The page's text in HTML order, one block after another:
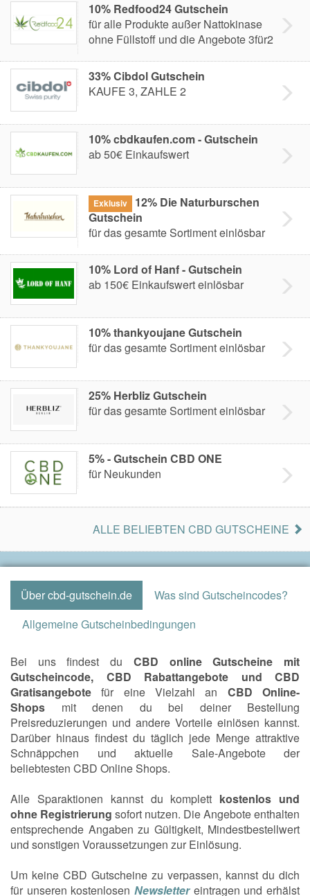
10% Redfood24 Gutschein
für alle Produkte außer Nattokinase
ohne Füllstoff und die Angebote 3für2
33% Cibdol Gutschein
KAUFE 3, ZAHLE 2
10% cbdkaufen.com - Gutschein
ab 50€ Einkaufswert
Exklusiv
12% Die Naturburschen
Gutschein
für das gesamte Sortiment einlösbar
10% Lord of Hanf - Gutschein
ab 150€ Einkaufswert einlösbar
10% thankyoujane Gutschein
für das gesamte Sortiment einlösbar
25% Herbliz Gutschein
für das gesamte Sortiment einlösbar
5% - Gutschein CBD ONE
für Neukunden
ALLE BELIEBTEN CBD GUTSCHEINE
Über cbd-gutschein.de
Was sind Gutscheincodes?
Allgemeine Gutscheinbedingungen
Bei uns findest du CBD online Gutscheine mit
Gutscheincode, CBD Rabattangebote und CBD
Gratisangebote für eine Vielzahl an CBD
Online-
Shops mit denen du bei deiner Bestellung
Preisreduzierungen und andere Vorteile einlösen kannst.
Darüber hinaus findest du täglich jede Menge attraktive
Schnäppchen und aktuelle Sale-Angebote der
beliebtesten CBD Online Shops.
Alle Sparaktionen kannst du komplett kostenlos und
ohne Registrierung sofort nutzen. Die Angebote enthalten
entsprechende Angaben zu Gültigkeit, Mindestbestellwert
und sonstigen Voraussetzungen zur Einlösung.
Um keine CBD Gutscheine zu verpassen, kannst du dich
für unseren kostenlosen Newslettereintragen und erhälst